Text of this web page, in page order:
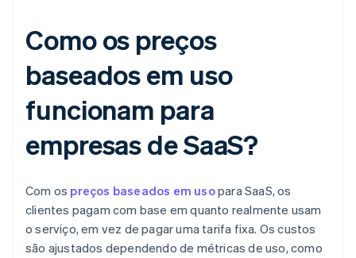
Como os preços
baseados em uso
funcionam para
empresas de SaaS?
Com os preços baseados em usopara SaaS, os
clientes pagam com base em quanto realmente usam
o serviço, em vez de pagar uma tarifa fixa. Os custos
são ajustados dependendo de métricas de uso, como